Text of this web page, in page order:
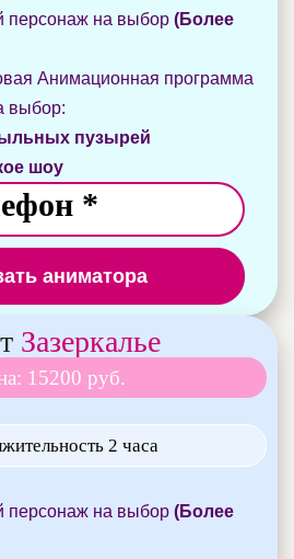
персонаж на выбор (Более
Анимационная программа
выбор:
пузырей
шоу
аниматора
Зазеркалье
15200 руб.
2 часа
персонаж на выбор (Более